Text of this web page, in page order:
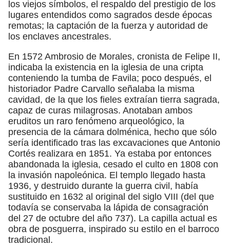
los viejos símbolos, el respaldo del prestigio de los
lugares entendidos como sagrados desde épocas
remotas; la captación de la fuerza y autoridad de
los enclaves ancestrales.
En 1572 Ambrosio de Morales, cronista de Felipe II,
indicaba la existencia en la iglesia de una cripta
conteniendo la tumba de Favila; poco después, el
historiador Padre Carvallo señalaba la misma
cavidad, de la que los fieles extraían tierra sagrada,
capaz de curas milagrosas. Anotaban ambos
eruditos un raro fenómeno arqueológico, la
presencia de la cámara dolménica, hecho que sólo
sería identificado tras las excavaciones que Antonio
Cortés realizara en 1851. Ya estaba por entonces
abandonada la iglesia, cesado el culto en 1808 con
la invasión napoleónica. El templo llegado hasta
1936, y destruido durante la guerra civil, había
sustituido en 1632 al original del siglo VIII (del que
todavía se conservaba la lápida de consagración
del 27 de octubre del año 737). La capilla actual es
obra de posguerra, inspirado su estilo en el barroco
tradicional.